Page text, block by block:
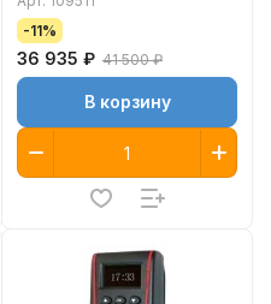
-11%
36 935 ₽ 41 500 ₽
В корзину